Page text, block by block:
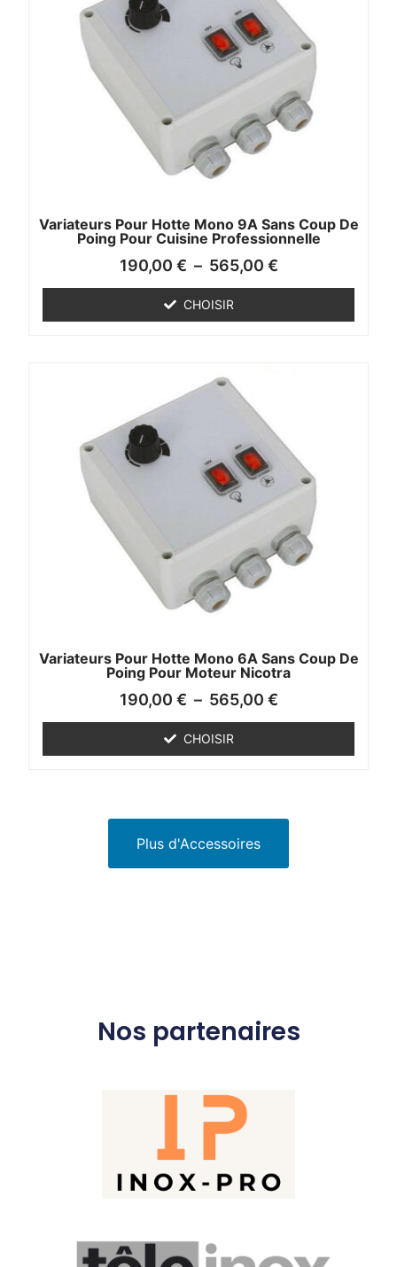
Variateurs Pour Hotte Mono 9A Sans Coup De
Poing Pour Cuisine Professionnelle
190,00 € – 565,00 €
CHOISIR
Variateurs Pour Hotte Mono 6A Sans Coup De
Poing Pour Moteur Nicotra
190,00 € – 565,00 €
CHOISIR
Plus d'Accessoires
Nos partenaires